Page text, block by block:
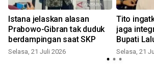
Istana jelaskan alasan
Prabowo-Gibran tak duduk
berdampingan saat SKP
Selasa, 21 Juli 2026
Tito
jaga
Bupati
Selasa, 21